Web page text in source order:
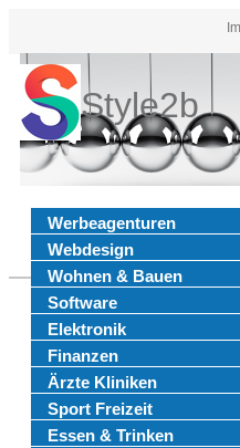
Style2b
Werbeagenturen
Webdesign
Wohnen & Bauen
Software
Elektronik
Finanzen
Ärzte Kliniken
Sport Freizeit
Essen & Trinken